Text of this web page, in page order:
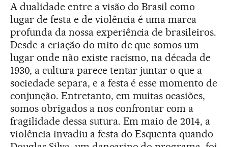
A dualidade entre a visão do Brasil como
lugar de festa e de violência é uma marca
profunda da nossa experiência de brasileiros.
Desde a criação do mito de que somos um
lugar onde não existe racismo, na década de
1930, a cultura parece tentar juntar o que a
sociedade separa, e a festa é esse momento de
conjunção. Entretanto, em muitas ocasiões,
somos obrigados a nos confrontar com a
fragilidade dessa sutura. Em maio de 2014, a
violência invadiu a festa do Esquenta quando